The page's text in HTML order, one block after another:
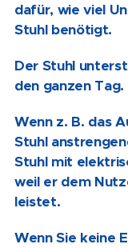
dafür, wie viel
Stuhl benötigt.
Der Stuhl
den ganzen Tag.
Wenn z. B. das
Stuhl
Stuhl mit
weil er dem
leistet.
Wenn Sie keine